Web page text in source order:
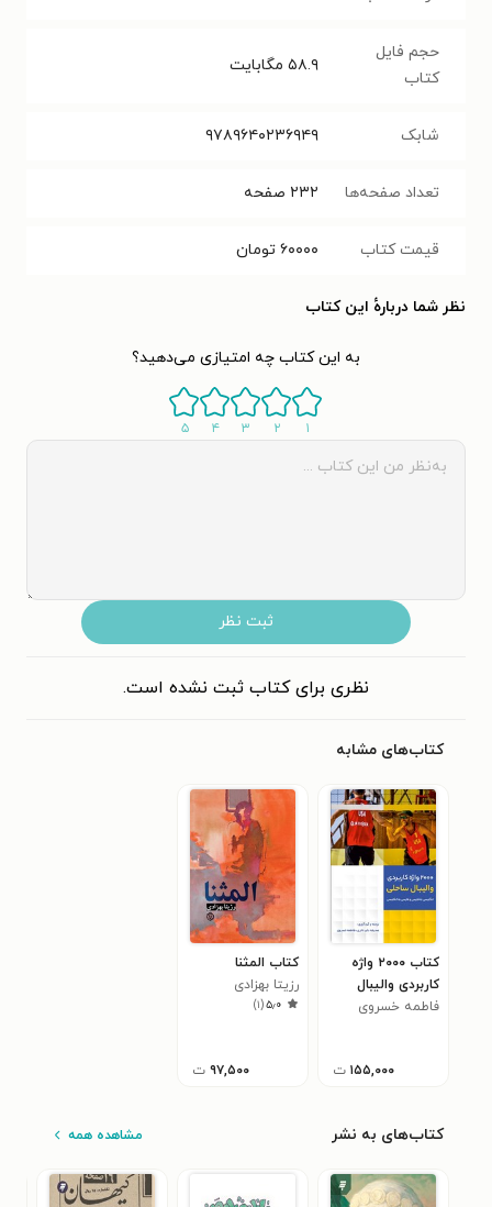
حجم فایل
کتاب
۵۸.۹ مگابایت
شابک ۹۷۸۹۶۴۰۲۳۶۹۴۹
تعداد صفحه‌ها ۲۳۲ صفحه
قیمت کتاب ۶۰۰۰۰ تومان
نظر شما دربارهٔ این کتاب
به این کتاب چه امتیازی می‌دهید؟
۱ ۲ ۳ ۴ ۵
ثبت نظر
نظری برای کتاب ثبت نشده است.
کتاب‌های مشابه
کتاب ۲۰۰۰ واژه
کاربردی والیبال
ساحلی
فاطمه خسروی
۱۵۵,۰۰۰ ت
کتاب المثنا
رزیتا بهزادی
۵٫۰(۱)
۹۷,۵۰۰ ت
کتاب‌های به نشر مشاهده همه